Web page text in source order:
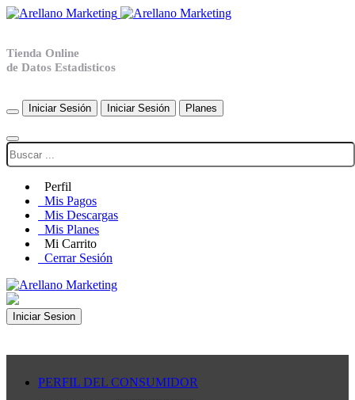
Tienda Online
de Datos Estadisticos
Iniciar Sesión Iniciar Sesión Planes
Perfil
Mis Pagos
Mis Descargas
Mis Planes
Mi Carrito
Cerrar Sesión
Iniciar Sesion
PERFIL DEL CONSUMIDOR